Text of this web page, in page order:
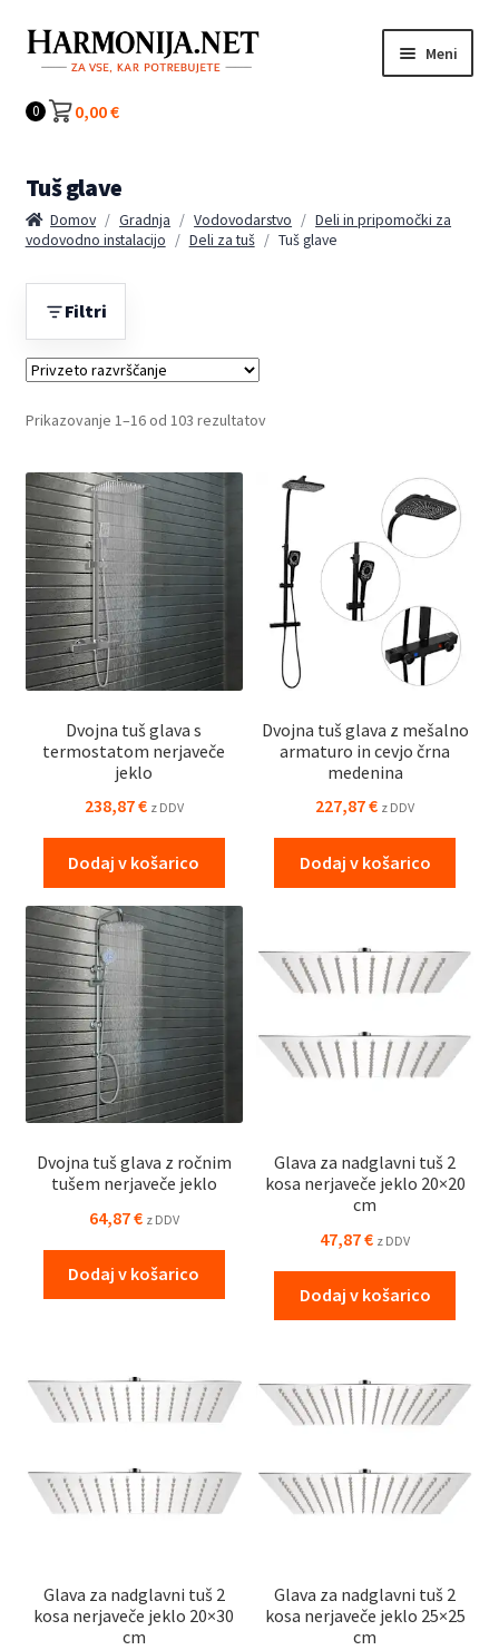
Preskoči
na
navigacijo
Preskoči
na
vsebino
Meni
0 0,00€
Tuš glave
Domov / Gradnja / Vodovodarstvo / Deli in pripomočki za
vodovodno instalacijo / Deli za tuš / Tuš glave
Filtri
Prikazovanje 1–16 od 103 rezultatov
Dvojna tuš glava s
termostatom nerjaveče
jeklo
238,87€ z DDV
Dodaj v košarico
Dvojna tuš glava z mešalno
armaturo in cevjo črna
medenina
227,87€ z DDV
Dodaj v košarico
Dvojna tuš glava z ročnim
tušem nerjaveče jeklo
64,87€ z DDV
Dodaj v košarico
Glava za nadglavni tuš 2
kosa nerjaveče jeklo 20×20
cm
47,87€ z DDV
Dodaj v košarico
Glava za nadglavni tuš 2
kosa nerjaveče jeklo 20×30
cm
Glava za nadglavni tuš 2
kosa nerjaveče jeklo 25×25
cm